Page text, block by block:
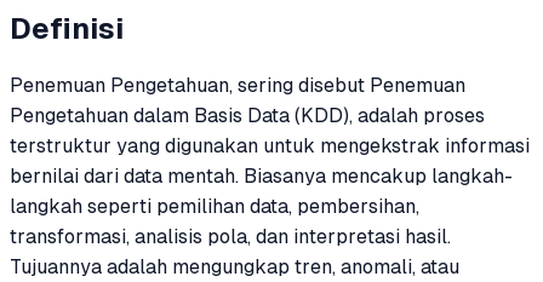
Definisi
Penemuan Pengetahuan, sering disebut Penemuan
Pengetahuan dalam Basis Data (KDD), adalah proses
terstruktur yang digunakan untuk mengekstrak informasi
bernilai dari data mentah. Biasanya mencakup langkah-
langkah seperti pemilihan data, pembersihan,
transformasi, analisis pola, dan interpretasi hasil.
Tujuannya adalah mengungkap tren, anomali, atau